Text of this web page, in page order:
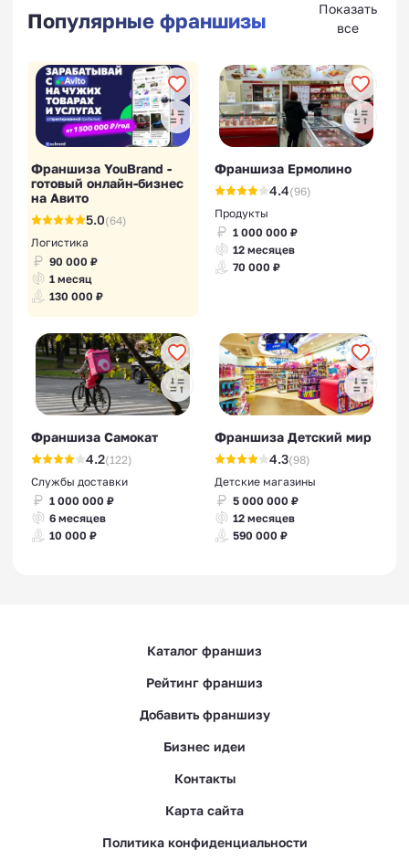
Популярные франшизы
Показать
все
Франшиза YouBrand -
готовый онлайн-бизнес
на Авито
5.0(64)
Логистика
90 000 ₽
1 месяц
130 000 ₽
Франшиза Ермолино
4.4(96)
Продукты
1 000 000 ₽
12 месяцев
70 000 ₽
Франшиза Самокат
4.2(122)
Службы доставки
1 000 000 ₽
6 месяцев
10 000 ₽
Франшиза Детский мир
4.3(98)
Детские магазины
5 000 000 ₽
12 месяцев
590 000 ₽
Каталог франшиз
Рейтинг франшиз
Добавить франшизу
Бизнес идеи
Контакты
Карта сайта
Политика конфиденциальности